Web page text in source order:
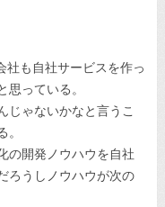
社も自社サービスを作っ
っている。
じゃないかなと言うこ
の開発ノウハウを自社
ろうしノウハウが次の